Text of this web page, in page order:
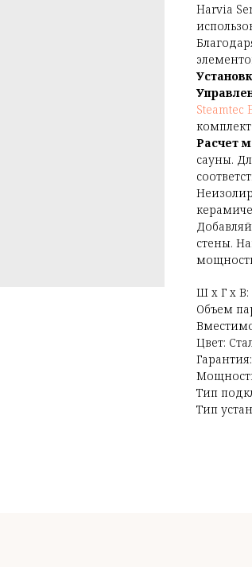
Harvia
Steamtec
Расчет
сауны.
стены.
Ш x Г x В:
Объем
Цвет:
Тип
Тип